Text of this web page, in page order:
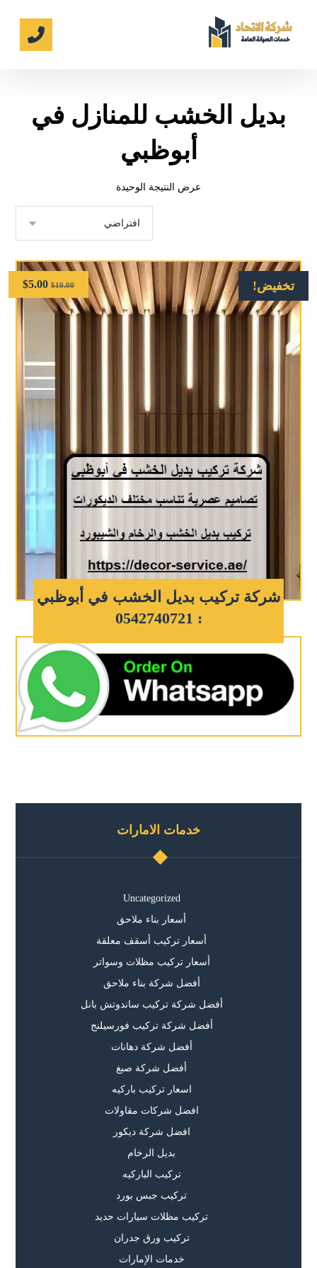
بديل الخشب للمنازل في
أبوظبي
عرض النتيجة الوحيدة
تخفيض!
شركة تركيب بديل الخشب في أبوظبي
: 0542740721
$10.00
$5.00
خدمات الامارات
Uncategorized
أسعار بناء ملاحق
أسعار تركيب أسقف معلقة
أسعار تركيب مظلات وسواتر
أفضل شركة بناء ملاحق
أفضل شركة تركيب ساندوتش بانل
أفضل شركة تركيب فورسيلنج
أفضل شركة دهانات
أفضل شركة صبغ
اسعار تركيب باركيه
افضل شركات مقاولات
افضل شركة ديكور
بديل الرخام
تركيب الباركيه
تركيب جبس بورد
تركيب مظلات سيارات حديد
تركيب ورق جدران
خدمات الإمارات